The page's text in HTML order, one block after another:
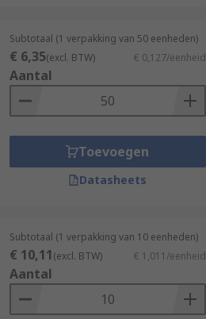
Subtotaal (1 verpakking van 50 eenheden)
€ 6,35(excl. BTW) € 0,127/eenheid
Aantal
Toevoegen
Datasheets
Subtotaal (1 verpakking van 10 eenheden)
€ 10,11(excl. BTW) € 1,011/eenheid
Aantal